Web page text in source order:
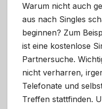
Warum nicht auch
aus nach Singles
beginnen? Zum
ist eine kostenlose
Partnersuche.
nicht verharren,
Telefonate und
Treffen stattfinden.